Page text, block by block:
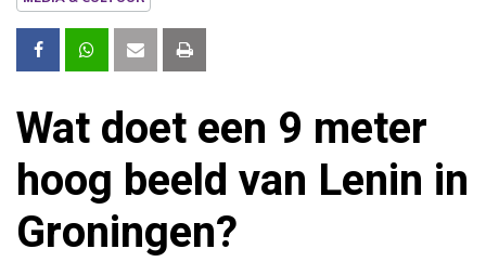
Wat doet een 9 meter
hoog beeld van Lenin in
Groningen?